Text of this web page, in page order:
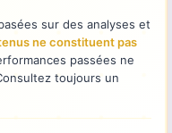
sur des analyses et
ne constituent pas
passées ne
toujours un